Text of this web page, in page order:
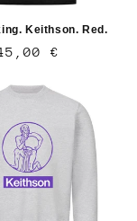
Keithson. Red.
€